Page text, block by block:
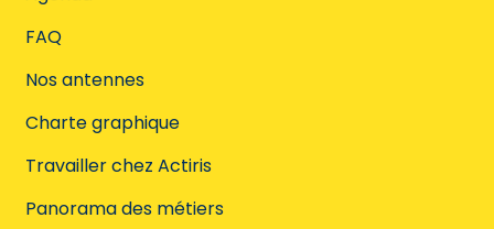
FAQ
Nos antennes
Charte graphique
Travailler chez Actiris
Panorama des métiers